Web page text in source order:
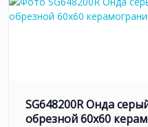
SG648200R Онда
обрезной 60х60